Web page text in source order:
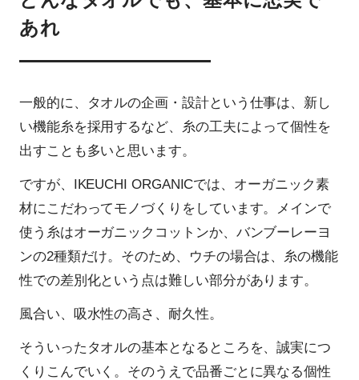
あれ
一般的に、タオルの企画・設計という仕事は、新し
い機能糸を採用するなど、糸の工夫によって個性を
出すことも多いと思います。
ですが、IKEUCHI ORGANICでは、オーガニック素
材にこだわってモノづくりをしています。メインで
使う糸はオーガニックコットンか、バンブーレーヨ
ンの2種類だけ。そのため、ウチの場合は、糸の機能
性での差別化という点は難しい部分があります。
風合い、吸水性の高さ、耐久性。
そういったタオルの基本となるところを、誠実につ
くりこんでいく。そのうえで品番ごとに異なる個性